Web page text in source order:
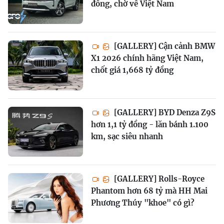
đồng, chờ về Việt Nam
[GALLERY] Cận cảnh BMW
X1 2026 chính hãng Việt Nam,
chốt giá 1,668 tỷ đồng
[GALLERY] BYD Denza Z9S
hơn 1,1 tỷ đồng - lăn bánh 1.100
km, sạc siêu nhanh
[GALLERY] Rolls-Royce
Phantom hơn 68 tỷ mà HH Mai
Phương Thúy "khoe" có gì?